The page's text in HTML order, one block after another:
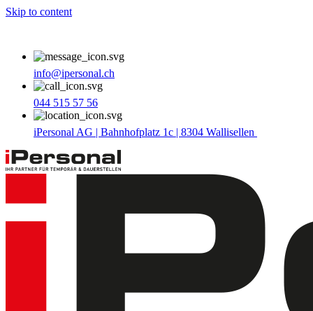
Skip to content
info@ipersonal.ch
044 515 57 56
iPersonal AG | Bahnhofplatz 1c | 8304 Wallisellen